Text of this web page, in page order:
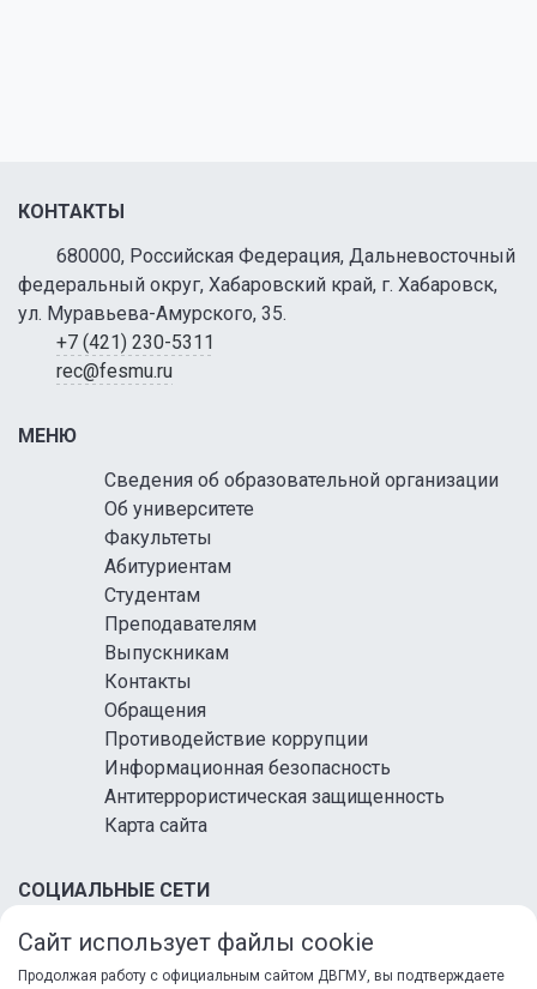
КОНТАКТЫ
680000, Российская Федерация, Дальневосточный
федеральный округ, Хабаровский край, г. Хабаровск,
ул. Муравьева-Амурского, 35.
+7 (421) 230-5311
rec@fesmu.ru
МЕНЮ
Сведения об образовательной организации
Об университете
Факультеты
Абитуриентам
Студентам
Преподавателям
Выпускникам
Контакты
Обращения
Противодействие коррупции
Информационная безопасность
Антитеррористическая защищенность
Карта сайта
СОЦИАЛЬНЫЕ СЕТИ
Сайт использует файлы cookie
Продолжая работу с официальным сайтом ДВГМУ, вы подтверждаете